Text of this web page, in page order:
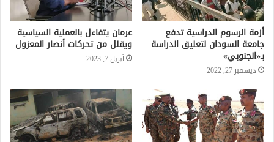
أزمة الرسوم الدراسية تدفع
جامعة السودان لتعليق الدراسة
بـ«الجنوبي»
ديسمبر 27, 2022
عرمان يتفاءل بالعملية السياسية
ويقلل من تحركات أنصار المعزول
أبريل 7, 2023